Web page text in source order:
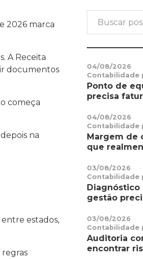
2026 marca
A Receita
documentos
começa
na
estados,
regras
04/08/2026
Contabilidade
Ponto de
precisa
04/08/2026
Contabilidade
Margem de
que
03/08/2026
Contabilidade
Diagnóstico
gestão
03/08/2026
Contabilidade
Auditoria
encontrar